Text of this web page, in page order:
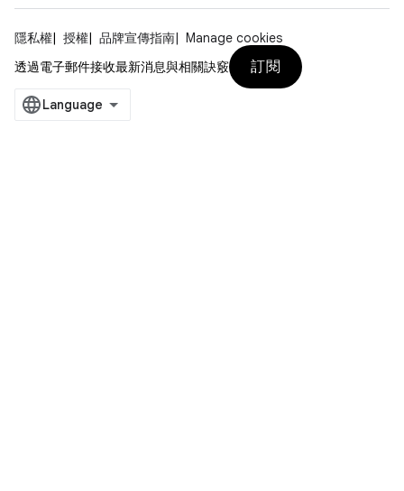
隱私權 授權 品牌宣傳指南
Manage cookies
透過電子郵件接收最新消息與相關訣竅
訂閱